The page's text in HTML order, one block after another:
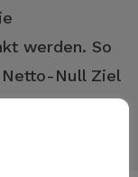
werden. So
Null Ziel